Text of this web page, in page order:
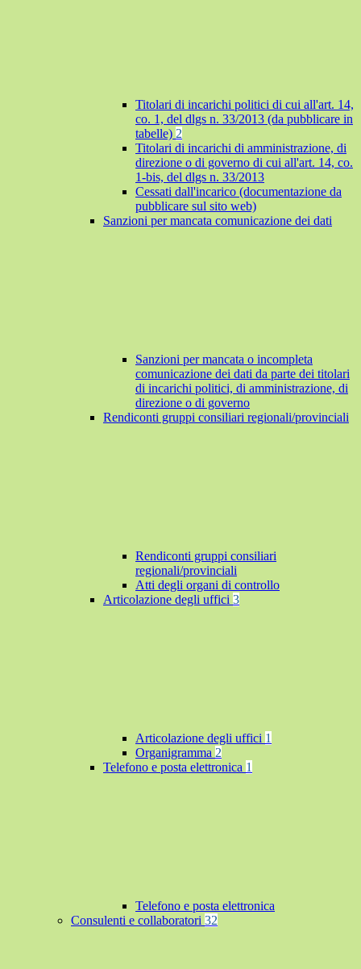
Titolari di incarichi politici di cui all'art. 14,
co. 1, del dlgs n. 33/2013 (da pubblicare in
tabelle) 2
Titolari di incarichi di amministrazione, di
direzione o di governo di cui all'art. 14, co.
1-bis, del dlgs n. 33/2013
Cessati dall'incarico (documentazione da
pubblicare sul sito web)
Sanzioni per mancata comunicazione dei dati
Sanzioni per mancata o incompleta
comunicazione dei dati da parte dei titolari
di incarichi politici, di amministrazione, di
direzione o di governo
Rendiconti gruppi consiliari regionali/provinciali
Rendiconti gruppi consiliari
regionali/provinciali
Atti degli organi di controllo
Articolazione degli uffici 3
Articolazione degli uffici 1
Organigramma 2
Telefono e posta elettronica 1
Telefono e posta elettronica
Consulenti e collaboratori 32